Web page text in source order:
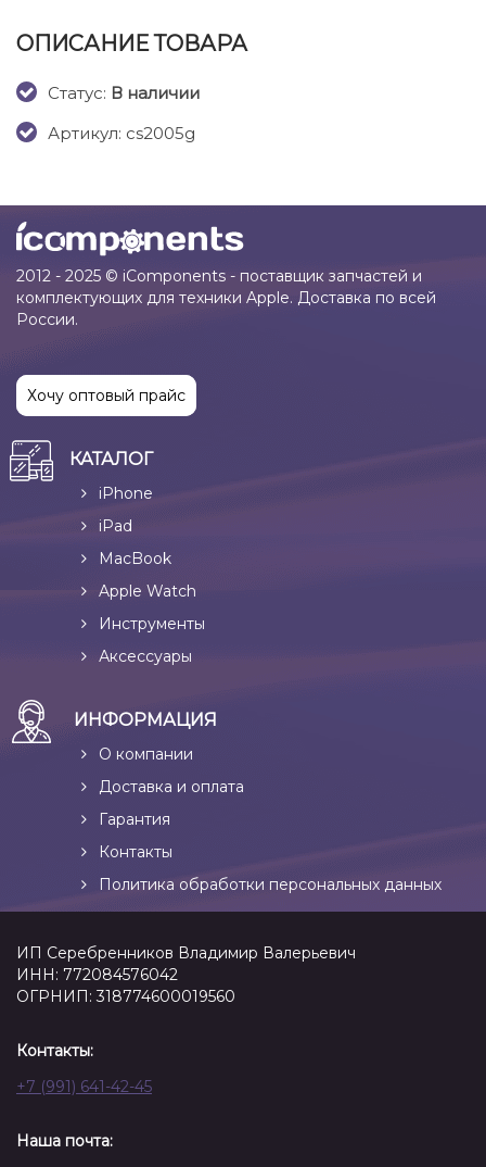
ОПИСАНИЕ ТОВАРА
Cтатус: В наличии
Артикул: cs2005g
2012 - 2025 © iComponents - поставщик запчастей и
комплектующих для техники Apple. Доставка по всей
России.
Хочу оптовый прайс
КАТАЛОГ
iPhone
iPad
MacBook
Apple Watch
Инструменты
Аксессуары
ИНФОРМАЦИЯ
О компании
Доставка и оплата
Гарантия
Контакты
Политика обработки персональных данных
ИП Серебренников Владимир Валерьевич
ИНН: 772084576042
ОГРНИП: 318774600019560
Контакты:
+7 (991) 641-42-45
Наша почта: